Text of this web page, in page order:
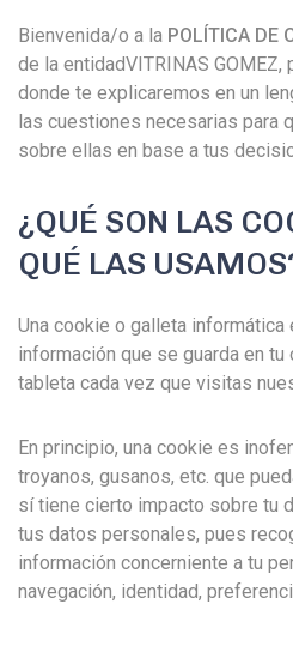
Bienvenida/o a la POLÍTICA DE
de la entidadVITRINAS
donde te explicaremos en un
las cuestiones necesarias para
sobre ellas en base a tus
¿QUÉ SON LAS
QUÉ LAS
Una cookie o galleta informática
información que se guarda en tu
tableta cada vez que visitas
En principio, una cookie es
troyanos, gusanos, etc. que
sí tiene cierto impacto sobre tu
tus datos personales, pues
información concerniente a tu
navegación, identidad,